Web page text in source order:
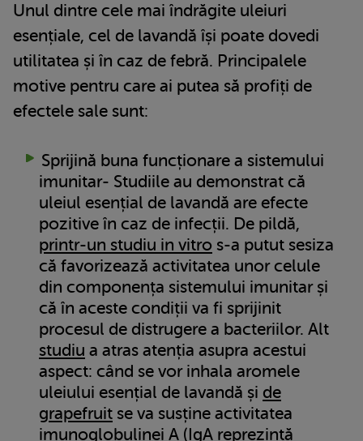
Unul dintre cele mai îndrăgite uleiuri
esențiale, cel de lavandă își poate dovedi
utilitatea și în caz de febră. Principalele
motive pentru care ai putea să profiți de
efectele sale sunt:
Sprijină buna funcționare a sistemului
imunitar- Studiile au demonstrat că
uleiul esențial de lavandă are efecte
pozitive în caz de infecții. De pildă,
printr-un studiu in vitro s-a putut sesiza
că favorizează activitatea unor celule
din componența sistemului imunitar și
că în aceste condiții va fi sprijinit
procesul de distrugere a bacteriilor. Alt
studiu a atras atenția asupra acestui
aspect: când se vor inhala aromele
uleiului esențial de lavandă și de
grapefruit se va susține activitatea
imunoglobulinei A (IgA reprezintă